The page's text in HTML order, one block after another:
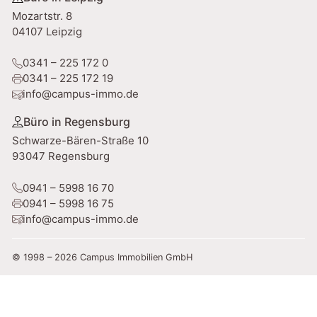
e
:
Mozartstr. 8
04107 Leipzig
0341 – 225 172 0
0341 – 225 172 19
info@campus-immo.de
Büro in Regensburg
Schwarze-Bären-Straße 10
93047 Regensburg
0941 – 5998 16 70
0941 – 5998 16 75
info@campus-immo.de
© 1998 – 2026 Campus Immobilien GmbH